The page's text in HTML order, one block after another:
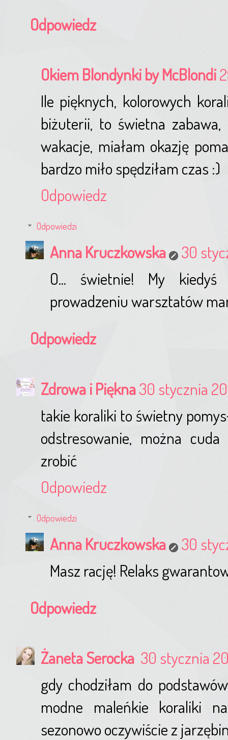
Odpowiedz
Okiem Blondynki by McBlondi
Ile pięknych, kolorowych
biżuterii, to świetna
wakacje, miałam okazję
bardzo miło spędziłam czas :)
Odpowiedz
Odpowiedzi
Anna Kruczkowska
30
O... świetnie! My
prowadzeniu warsztatów
Odpowiedz
Zdrowa i Piękna30 stycznia
takie koraliki to świetny
odstresowanie, można
zrobić
Odpowiedz
Odpowiedzi
Anna Kruczkowska
30
Masz rację! Relaks
Odpowiedz
Żaneta Serocka 30 stycznia
gdy chodziłam do
modne maleńkie koraliki
sezonowo oczywiście z